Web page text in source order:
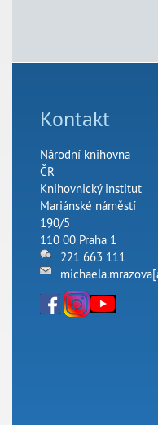
Kontakt
Národní knihovna
ČR
Knihovnický institut
Mariánské náměstí
190/5
110 00 Praha 1
221 663 111